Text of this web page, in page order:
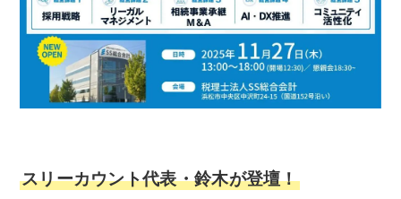
スリーカウント代表・鈴木が登壇！